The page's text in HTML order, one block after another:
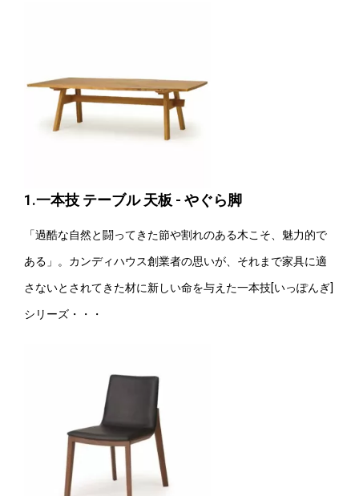
1.一本技 テーブル 天板 - やぐら脚
「過酷な自然と闘ってきた節や割れのある木こそ、魅力的で
ある」。カンディハウス創業者の思いが、それまで家具に適
さないとされてきた材に新しい命を与えた一本技[いっぽんぎ]
シリーズ・・・